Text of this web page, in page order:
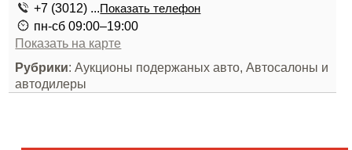
+7 (3012) ...Показать телефон
пн-сб 09:00–19:00
Показать на карте
Рубрики: Аукционы подержаных авто, Автосалоны и
автодилеры